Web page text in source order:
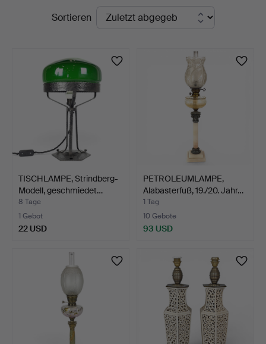
LaufendeSortieren
TISCHLAMPE, Strindberg-
Modell, geschmiedet…
8 Tage
1 Gebot
22 USD
PETROLEUMLAMPE,
Alabasterfuß, 19./20. Jahr…
1 Tag
10 Gebote
93 USD